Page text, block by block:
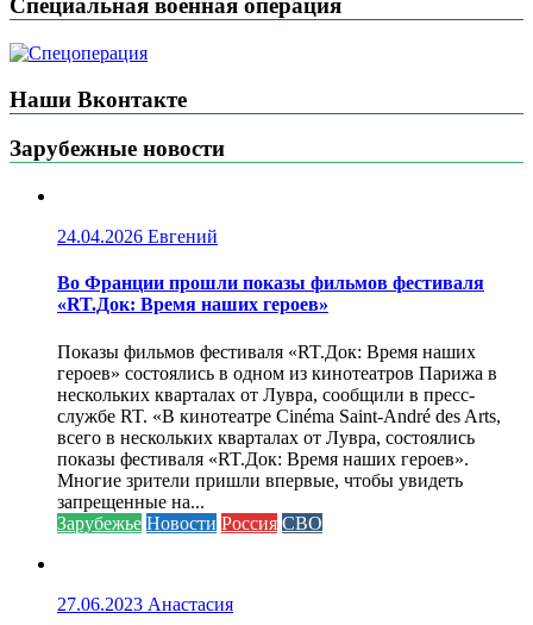
Специальная военная операция
Наши Вконтакте
Зарубежные новости
24.04.2026 Евгений
Во Франции прошли показы фильмов фестиваля
«RT.Док: Время наших героев»
Показы фильмов фестиваля «RT.Док: Время наших
героев» состоялись в одном из кинотеатров Парижа в
нескольких кварталах от Лувра, сообщили в пресс-
службе RT. «В кинотеатре Cinéma Saint-André des Arts,
всего в нескольких кварталах от Лувра, состоялись
показы фестиваля «RT.Док: Время наших героев».
Многие зрители пришли впервые, чтобы увидеть
запрещенные на...
Зарубежье Новости Россия СВО
27.06.2023 Анастасия